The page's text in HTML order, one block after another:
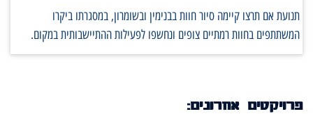
תנועת אם תרצו קיימה סיור חוות בבנימין ובשומרון, במסגרתו ביקרו
המשתתפים בחוות רמתיים צופים ונחשפו לפעילות ההתיישבותית במקום.
פרויקטים אחרונים: